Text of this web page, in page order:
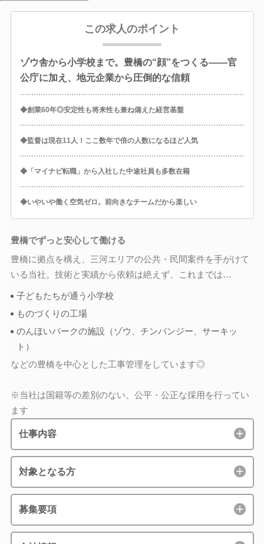
この求人のポイント
ゾウ舎から小学校まで。豊橋の“顔”をつくる――官
公庁に加え、地元企業から圧倒的な信頼
◆創業60年◎安定性も将来性も兼ね備えた経営基盤
◆監督は現在11人！ここ数年で倍の人数になるほど人気
◆「マイナビ転職」から入社した中途社員も多数在籍
◆いやいや働く空気ゼロ。前向きなチームだから楽しい
豊橋でずっと安心して働ける
豊橋に拠点を構え、三河エリアの公共・民間案件を手がけて
いる当社。技術と実績から依頼は絶えず、これまでは…
子どもたちが通う小学校
ものづくりの工場
のんほいパークの施設（ゾウ、チンパンジー、サーキッ
ト）
などの豊橋を中心とした工事管理をしています◎
※当社は国籍等の差別のない、公平・公正な採用を行ってい
ます
仕事内容
対象となる方
募集要項